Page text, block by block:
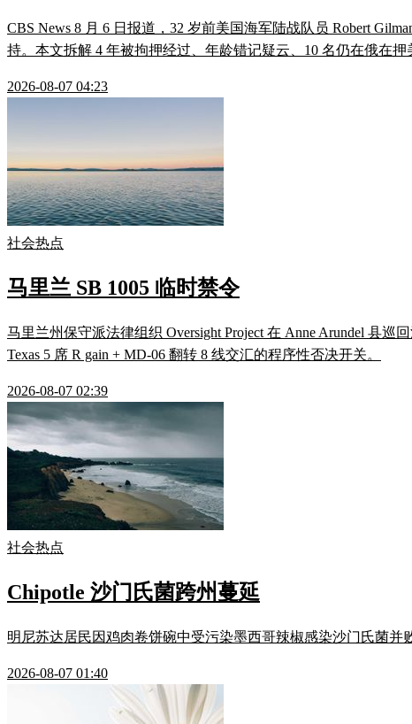
CBS News 8 月 6 日报道，32 岁前美国海军陆战队员 Robert
持。本文拆解 4 年被拘押经过、年龄错记疑云、10 名仍在俄在
2026-08-07 04:23
社会热点
马里兰 SB 1005 临时禁令
马里兰州保守派法律组织 Oversight Project 在 Anne Arundel 县
Texas 5 席 R gain + MD-06 翻转 8 线交汇的程序性否决开关。
2026-08-07 02:39
社会热点
Chipotle 沙门氏菌跨州蔓延
明尼苏达居民因鸡肉卷饼碗中受污染墨西哥辣椒感染沙门氏菌并
2026-08-07 01:40